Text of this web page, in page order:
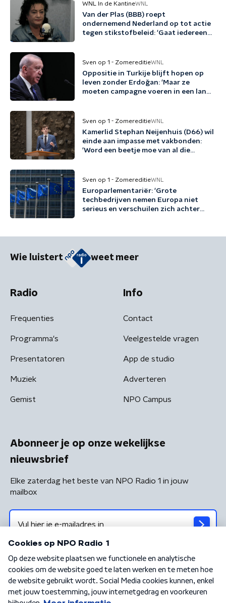
WNL In de KantineWNL
Van der Plas (BBB) roept
ondernemend Nederland op tot actie
tegen stikstofbeleid: 'Gaat iedereen
Sven op 1 - ZomereditieWNL
Oppositie in Turkije blijft hopen op
leven zonder Erdoğan: 'Maar ze
moeten campagne voeren in een land
Sven op 1 - ZomereditieWNL
Kamerlid Stephan Neijenhuis (D66) wil
einde aan impasse met vakbonden:
'Word een beetje moe van al die
Sven op 1 - ZomereditieWNL
Europarlementariër: 'Grote
techbedrijven nemen Europa niet
serieus en verschuilen zich achter
Wie luistert weet meer
Radio
Frequenties
Programma's
Presentatoren
Muziek
Gemist
Info
Contact
Veelgestelde vragen
App de studio
Adverteren
NPO Campus
Abonneer je op onze wekelijkse
nieuwsbrief
Elke zaterdag het beste van NPO Radio 1 in jouw
mailbox
Algemene voorwaarden